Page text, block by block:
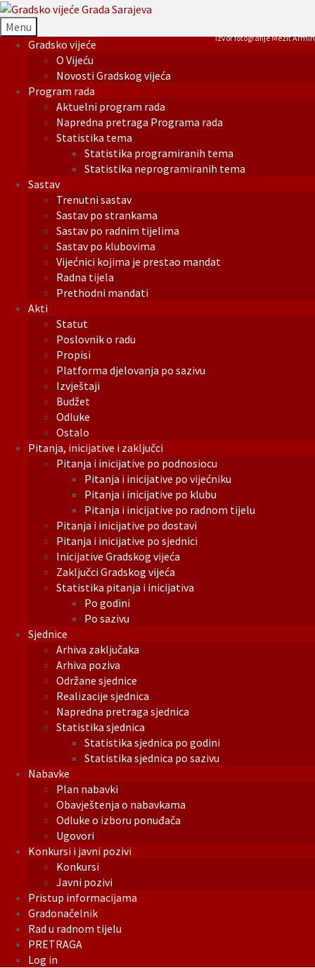
Menu
Gradsko vijeće
O Vijeću
Novosti Gradskog vijeća
Program rada
Aktuelni program rada
Napredna pretraga Programa rada
Statistika tema
Statistika programiranih tema
Statistika neprogramiranih tema
Sastav
Trenutni sastav
Sastav po strankama
Sastav po radnim tijelima
Sastav po klubovima
Vijećnici kojima je prestao mandat
Radna tijela
Prethodni mandati
Akti
Statut
Poslovnik o radu
Propisi
Platforma djelovanja po sazivu
Izvještaji
Budžet
Odluke
Ostalo
Pitanja, inicijative i zaključci
Pitanja i inicijative po podnosiocu
Pitanja i inicijative po vijećniku
Pitanja i inicijative po klubu
Pitanja i inicijative po radnom tijelu
Pitanja i inicijative po dostavi
Pitanja i inicijative po sjednici
Inicijative Gradskog vijeća
Zaključci Gradskog vijeća
Statistika pitanja i inicijativa
Po godini
Po sazivu
Sjednice
Arhiva zaključaka
Arhiva poziva
Održane sjednice
Realizacije sjednica
Napredna pretraga sjednica
Statistika sjednica
Statistika sjednica po godini
Statistika sjednica po sazivu
Nabavke
Plan nabavki
Obavještenja o nabavkama
Odluke o izboru ponuđača
Ugovori
Konkursi i javni pozivi
Konkursi
Javni pozivi
Pristup informacijama
Gradonačelnik
Rad u radnom tijelu
PRETRAGA
Log in
Izvor fotografije Mezit Armin